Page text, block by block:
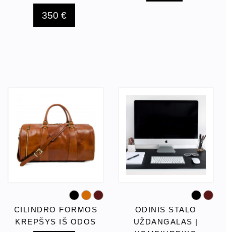
350 €
CILINDRO FORMOS
KREPŠYS IŠ ODOS
ODINIS STALO
UŽDANGALAS |